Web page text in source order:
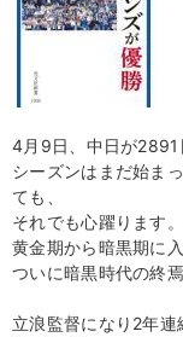
4月9日、中日が2891
シーズンはまだ始ま
ても、
それでも心躍ります
黄金期から暗黒期に
ついに暗黒時代の終
立浪監督になり2年